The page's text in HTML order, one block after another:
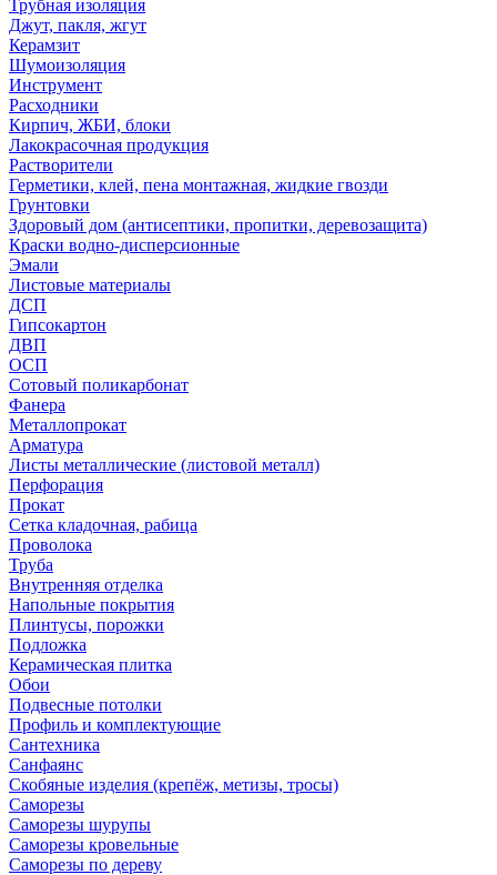
Трубная изоляция
Джут, пакля, жгут
Керамзит
Шумоизоляция
Инструмент
Расходники
Кирпич, ЖБИ, блоки
Лакокрасочная продукция
Растворители
Герметики, клей, пена монтажная, жидкие гвозди
Грунтовки
Здоровый дом (антисептики, пропитки, деревозащита)
Краски водно-дисперсионные
Эмали
Листовые материалы
ДСП
Гипсокартон
ДВП
ОСП
Сотовый поликарбонат
Фанера
Металлопрокат
Арматура
Листы металлические (листовой металл)
Перфорация
Прокат
Сетка кладочная, рабица
Проволока
Труба
Внутренняя отделка
Напольные покрытия
Плинтусы, порожки
Подложка
Керамическая плитка
Обои
Подвесные потолки
Профиль и комплектующие
Сантехника
Санфаянс
Скобяные изделия (крепёж, метизы, тросы)
Саморезы
Саморезы шурупы
Саморезы кровельные
Саморезы по дереву